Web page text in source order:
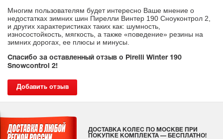
Многим пользователям будет интересно Ваше мнение о
недостатках зимних шин Пирелли Винтер 190 Сноуконтрол 2,
и других характеристиках таких как: шумность,
износостойкость, мягкость, а также «поведение» резины на
зимних дорогах, ее плюсы и минусы.
Спасибо за оставленный отзыв о Pirelli Winter 190
Snowcontrol 2!
Добавить отзыв
ДОСТАВКА КОЛЕС ПО МОСКВЕ ПРИ
ПОКУПКЕ КОМПЛЕКТА — БЕСПЛАТНО!